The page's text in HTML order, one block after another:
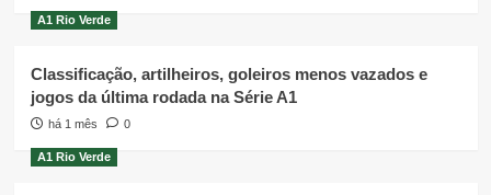
A1 Rio Verde
Classificação, artilheiros, goleiros menos vazados e
jogos da última rodada na Série A1
há 1 mês 0
A1 Rio Verde